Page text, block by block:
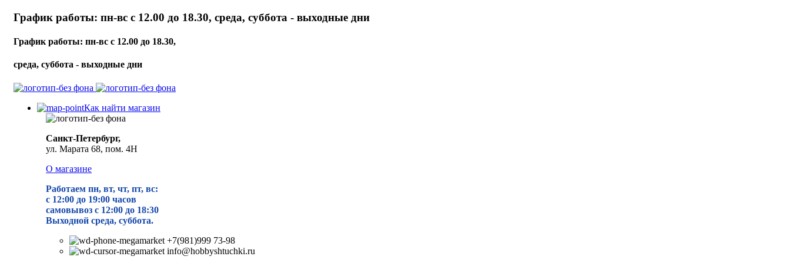
График работы: пн-вс с 12.00 до 18.30, среда, суббота - выходные дни
График работы: пн-вс с 12.00 до 18.30,
среда, суббота - выходные дни
Как найти магазин
Санкт-Петербург,
ул. Марата 68, пом. 4Н
О магазине
Работаем пн, вт, чт, пт, вс:
с 12:00 до 19:00 часов
самовывоз с 12:00 до 18:30
Выходной среда, суббота.
+7(981)999 73-98
info@hobbyshtuchki.ru